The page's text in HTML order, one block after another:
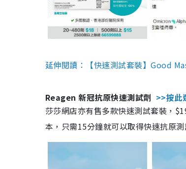
延伸閱讀：【快速測試套裝】Good
Reagen 新冠抗原快速測試劑 >>按此
莎莎網店亦有售多款快速測試套裝，
本，只需15分鐘就可以取得快速抗原